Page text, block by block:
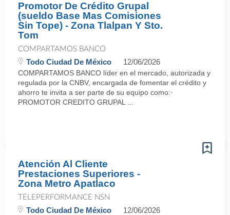
Promotor De Crédito Grupal
(sueldo Base Mas Comisiones
Sin Tope) - Zona Tlalpan Y Sto.
Tom
COMPARTAMOS BANCO
Todo Ciudad De México 12/06/2026
COMPARTAMOS BANCO líder en el mercado, autorizada y
regulada por la CNBV, encargada de fomentar el crédito y
ahorro te invita a ser parte de su equipo como:·
PROMOTOR CREDITO GRUPAL ...
Atención Al Cliente
Prestaciones Superiores -
Zona Metro Apatlaco
TELEPERFORMANCE NSN
Todo Ciudad De México 12/06/2026